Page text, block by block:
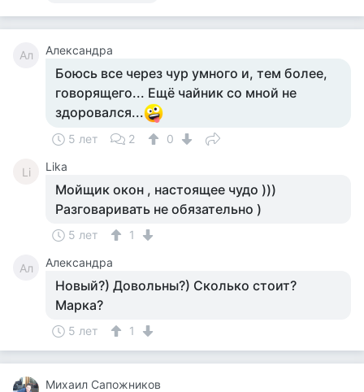
Ал Александра
Боюсь все через чур умного и, тем более,
говорящего... Ещё чайник со мной не
здоровался...
5 лет 2 0
Li Lika
Мойщик окон , настоящее чудо )))
Разговаривать не обязательно )
5 лет 1
Ал Александра
Новый?) Довольны?) Сколько стоит?
Марка?
5 лет 1
Михаил Сапожников